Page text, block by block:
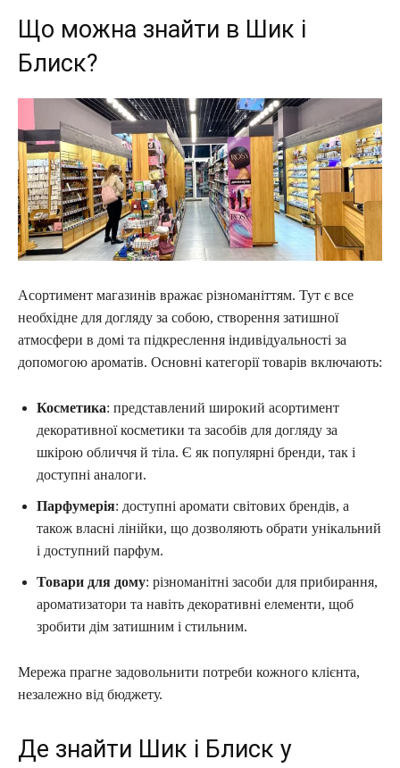
Що можна знайти в Шик і
Блиск?
Асортимент магазинів вражає різноманіттям. Тут є все
необхідне для догляду за собою, створення затишної
атмосфери в домі та підкреслення індивідуальності за
допомогою ароматів. Основні категорії товарів включають:
Косметика: представлений широкий асортимент
декоративної косметики та засобів для догляду за
шкірою обличчя й тіла. Є як популярні бренди, так і
доступні аналоги.
Парфумерія: доступні аромати світових брендів, а
також власні лінійки, що дозволяють обрати унікальний
і доступний парфум.
Товари для дому: різноманітні засоби для прибирання,
ароматизатори та навіть декоративні елементи, щоб
зробити дім затишним і стильним.
Мережа прагне задовольнити потреби кожного клієнта,
незалежно від бюджету.
Де знайти Шик і Блиск у